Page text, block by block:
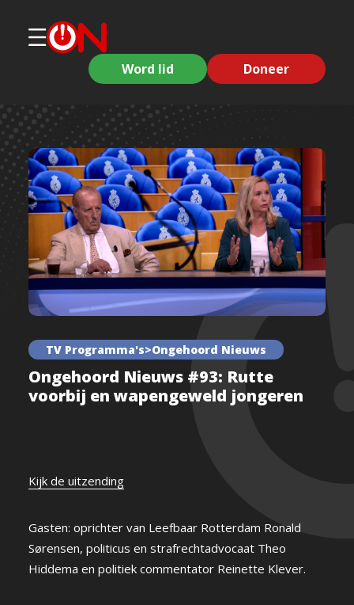
Word lid Doneer
TV Programma's>Ongehoord Nieuws
Ongehoord Nieuws #93: Rutte
voorbij en wapengeweld jongeren
Kijk de uitzending
Gasten: oprichter van Leefbaar Rotterdam Ronald
Sørensen, politicus en strafrechtadvocaat Theo
Hiddema en politiek commentator Reinette Klever.